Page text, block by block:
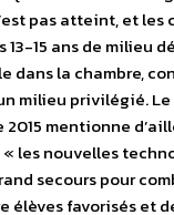
pas atteint, et
13-15 ans de milieu
dans la chambre,
milieu privilégié.
2015 mentionne
les nouvelles
secours pour
élèves favorisés et